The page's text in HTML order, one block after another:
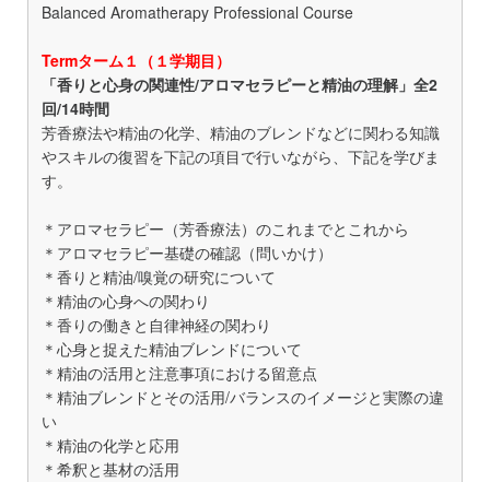
Balanced Aromatherapy Professional Course
Termターム１（１学期目）
「香りと心身の関連性/アロマセラピーと精油の理解」全2
回/14時間
芳香療法や精油の化学、精油のブレンドなどに関わる知識
やスキルの復習を下記の項目で行いながら、下記を学びま
す。
＊アロマセラピー（芳香療法）のこれまでとこれから
＊アロマセラピー基礎の確認（問いかけ）
＊香りと精油/嗅覚の研究について
＊精油の心身への関わり
＊香りの働きと自律神経の関わり
＊心身と捉えた精油ブレンドについて
＊精油の活用と注意事項における留意点
＊精油ブレンドとその活用/バランスのイメージと実際の違
い
＊精油の化学と応用
＊希釈と基材の活用